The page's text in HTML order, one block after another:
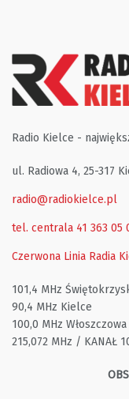
Radio Kielce -
ul. Radiowa 4, 25-317
radio@radiokielce.pl
tel. centrala 41 363 05
Czerwona Linia Radia
101,4 MHz
90,4 MHz Kielce
100,0 MHz Włoszczowa
215,072 MHz / KANAŁ